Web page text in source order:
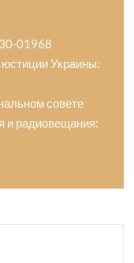
01968
юстиции Украины:
совете
и радиовещания: